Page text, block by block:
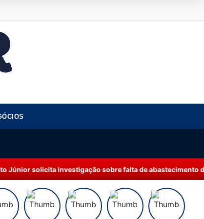
sobre falta de abastecimento de água em